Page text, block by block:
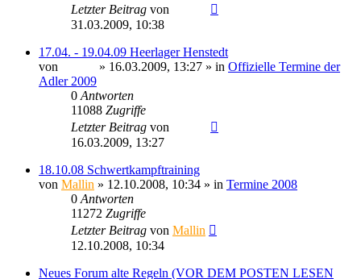
Letzter Beitrag von
31.03.2009, 10:38
17.04. - 19.04.09 Heerlager Henstedt
von
» 16.03.2009, 13:27 » in Offizielle Termine der
Adler 2009
0 Antworten
11088 Zugriffe
Letzter Beitrag von
16.03.2009, 13:27
18.10.08 Schwertkampftraining
von Mallin » 12.10.2008, 10:34 » in Termine 2008
0 Antworten
11272 Zugriffe
Letzter Beitrag von Mallin
12.10.2008, 10:34
Neues Forum alte Regeln (VOR DEM POSTEN LESEN